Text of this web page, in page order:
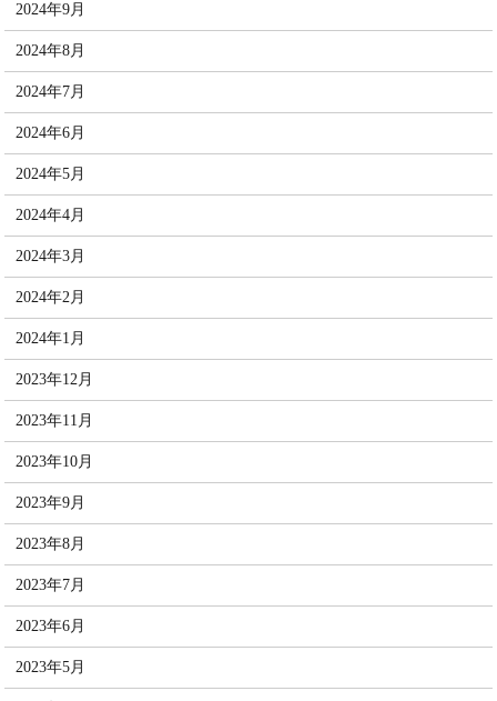
2024年9月
2024年8月
2024年7月
2024年6月
2024年5月
2024年4月
2024年3月
2024年2月
2024年1月
2023年12月
2023年11月
2023年10月
2023年9月
2023年8月
2023年7月
2023年6月
2023年5月